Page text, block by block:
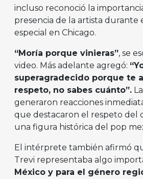
incluso reconoció la
presencia de la artista durante
especial en Chicago.
“Moría porque vinieras”, se
video. Más adelante agregó:
superagradecido porque te
respeto, no sabes cuánto”.
generaron reacciones
que destacaron el respeto del
una figura histórica del pop
El intérprete también afirmó
Trevi representaba algo
México y para el género